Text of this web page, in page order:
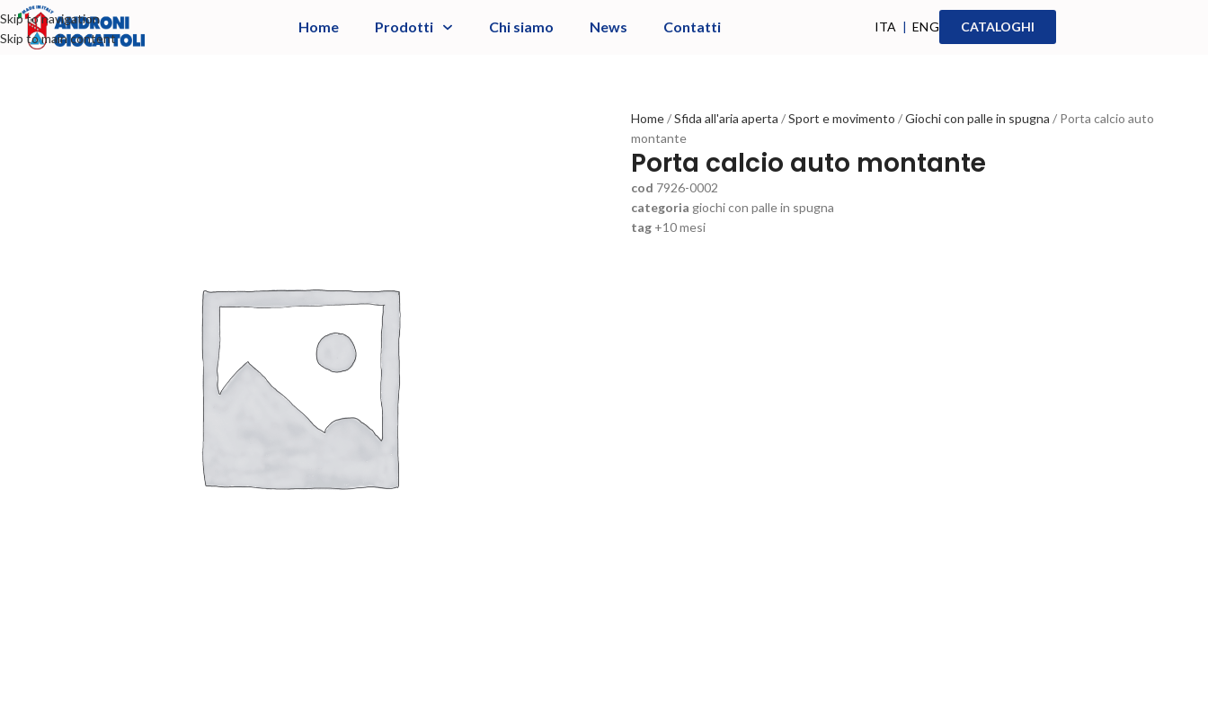
Skip to navigation
Skip to main content
Home Prodotti Chi siamo News Contatti ITA |ENG CATALOGHI
Home Sfida all'aria aperta Sport e movimento Giochi con palle in spugna
Porta calcio auto
montante
Porta calcio auto montante
cod 7926-0002
categoria giochi con palle in spugna
tag +10 mesi